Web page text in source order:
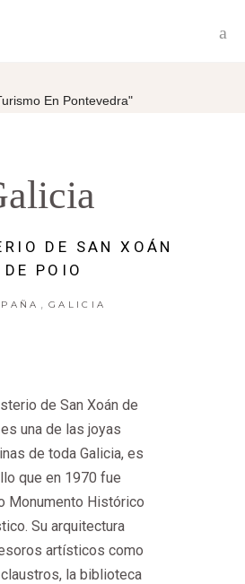
En Pontevedra"
DE SAN XOÁN
DE POIO
GALICIA
de San Xoán de
una de las joyas
de toda Galicia, es
que en 1970 fue
Monumento Histórico
Su arquitectura
artísticos como
la biblioteca